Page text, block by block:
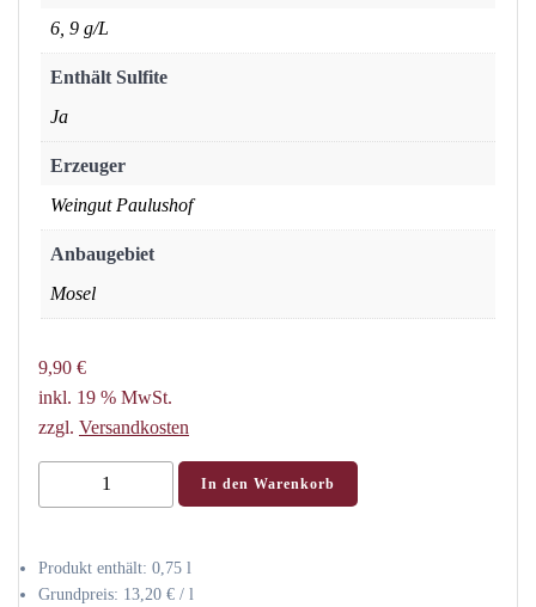
6, 9 g/L
Enthält Sulfite
Ja
Erzeuger
Weingut Paulushof
Anbaugebiet
Mosel
9,90 €
inkl. 19 % MwSt.
zzgl. Versandkosten
Blauschiefer
Steillage
süss
In den Warenkorb
Produkt enthält: 0,75 l
Grundpreis: 13,20 € / l